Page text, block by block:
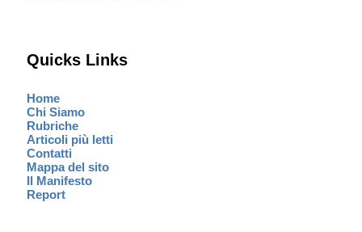
Quicks Links
Home
Chi Siamo
Rubriche
Articoli più letti
Contatti
Mappa del sito
Il Manifesto
Report